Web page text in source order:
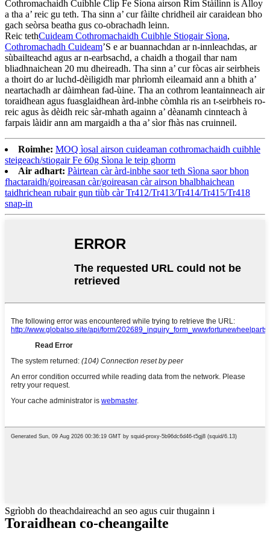
Cothromachaidh Cuibhle Clip Fe Sìona airson Rim Stàilinn is Alloy
a tha a’ reic gu teth. Tha sinn a’ cur fàilte chridheil air caraidean bho
gach seòrsa beatha gus co-obrachadh leinn.
Reic tethCuideam Cothromachaidh Cuibhle Stiogair Sìona,
Cothromachadh Cuideam’S e ar buannachdan ar n-innleachdas, ar
sùbailteachd agus ar n-earbsachd, a chaidh a thogail thar nam
bliadhnaichean 20 mu dheireadh. Tha sinn a’ cur fòcas air seirbheis
a thoirt do ar luchd-dèiligidh mar phrìomh eileamaid ann a bhith a’
neartachadh ar dàimhean fad-ùine. Tha an cothrom leantainneach air
toraidhean agus fuasglaidhean àrd-inbhe còmhla ris an t-seirbheis ro-
reic agus às dèidh reic sàr-mhath againn a’ dèanamh cinnteach à
farpais làidir ann am margaidh a tha a’ sìor fhàs nas cruinneil.
Roimhe: MOQ ìosal airson cuideaman cothromachaidh cuibhle
steigeach/stiogair Fe 60g Sìona le teip ghorm
Air adhart: Pàirtean càr àrd-inbhe saor teth Sìona saor bhon
fhactaraidh/goireasan càr/goireasan càr airson bhalbhaichean
taidhrichean rubair gun tiùb càr Tr412/Tr413/Tr414/Tr415/Tr418
snap-in
Sgrìobh do theachdaireachd an seo agus cuir thugainn i
Toraidhean co-cheangailte